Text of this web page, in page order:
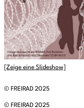
[Zeige eine Slideshow]
© FREIRAD 2025
© FREIRAD 2025